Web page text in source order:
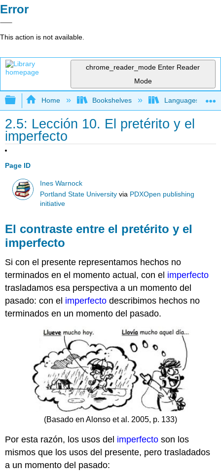
Error
This action is not available.
chrome_reader_mode Enter Reader
Mode
Expand/collapse global hierarchy
Home Bookshelves Languages
2.5: Lección 10. El pretérito y el
imperfecto
Page ID
Ines Warnock
Portland State University via PDXOpen publishing
initiative
El contraste entre el pretérito y el
imperfecto
Si con el presente representamos hechos no
terminados en el momento actual, con el imperfecto
trasladamos esa perspectiva a un momento del
pasado: con el imperfecto describimos hechos no
terminados en un momento del pasado.
(Basado en Alonso et al. 2005, p. 133)
Por esta razón, los usos del imperfecto son los
mismos que los usos del presente, pero trasladados
a un momento del pasado: